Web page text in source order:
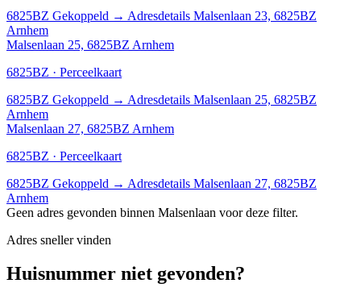
6825BZ Gekoppeld → Adresdetails Malsenlaan 23, 6825BZ
Arnhem
Malsenlaan 25, 6825BZ Arnhem
6825BZ · Perceelkaart
6825BZ Gekoppeld → Adresdetails Malsenlaan 25, 6825BZ
Arnhem
Malsenlaan 27, 6825BZ Arnhem
6825BZ · Perceelkaart
6825BZ Gekoppeld → Adresdetails Malsenlaan 27, 6825BZ
Arnhem
Geen adres gevonden binnen Malsenlaan voor deze filter.
Adres sneller vinden
Huisnummer niet gevonden?